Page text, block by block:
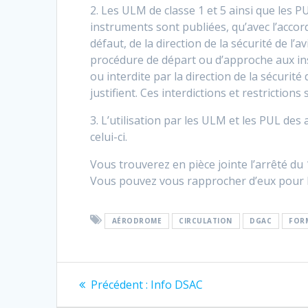
2. Les ULM de classe 1 et 5 ainsi que les
instruments sont publiées, qu’avec
défaut, de la direction de la sécurité de
procédure de départ ou d’approche aux
ou interdite par la direction de la sécurité
justifient. Ces interdictions et restrictions
3. L’utilisation par les ULM et les PUL
celui-ci.
Vous trouverez en pièce jointe l’arrêté
Vous pouvez vous rapprocher d’eux
AÉRODROME CIRCULATION DGAC
Navigation
Précédent : Article
Info DSAC